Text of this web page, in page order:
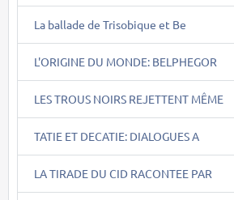
La ballade de Trisobique et Be
L'ORIGINE DU MONDE: BELPHEGOR
LES TROUS NOIRS REJETTENT MÊME
TATIE ET DECATIE: DIALOGUES A
LA TIRADE DU CID RACONTEE PAR